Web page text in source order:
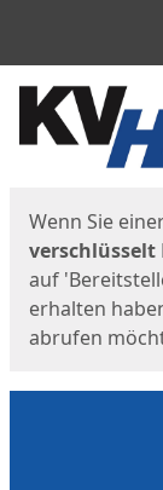
Start
Wenn Sie
verschlüsselt
auf
erhalten
abrufen